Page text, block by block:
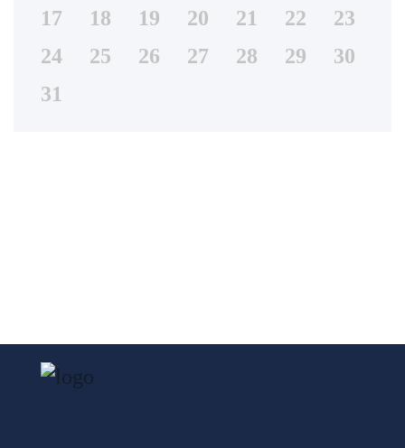
17
18 19 20 21 22
23
24
25 26 27 28 29
30
31